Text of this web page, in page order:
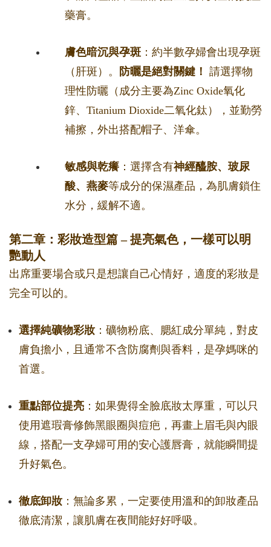
藥膏。
膚色暗沉與孕斑 ：約半數孕婦會出現孕斑
（肝斑）。
防曬是絕對關鍵！ 請選擇物
理性防曬（成分主要為Zinc Oxide氧化
鋅、Titanium Dioxide二氧化鈦），並勤勞
補擦，外出搭配帽子、洋傘。
敏感與乾癢 ：選擇含有神經醯胺、玻尿
酸、燕麥等成分的保濕產品，為肌膚鎖住
水分，緩解不適。
第二章：彩妝造型篇 – 提亮氣色，一樣可以明
艷動人
出席重要場合或只是想讓自己心情好，適度的彩妝是
完全可以的。
選擇純礦物彩妝 ：礦物粉底、腮紅成分單純，對皮
膚負擔小，且通常不含防腐劑與香料，是孕媽咪的
首選。
重點部位提亮 ：如果覺得全臉底妝太厚重，可以只
使用遮瑕膏修飾黑眼圈與痘疤，再畫上眉毛與內眼
線，搭配一支孕婦可用的安心護唇膏，就能瞬間提
升好氣色。
徹底卸妝 ：無論多累，一定要使用溫和的卸妝產品
徹底清潔，讓肌膚在夜間能好好呼吸。